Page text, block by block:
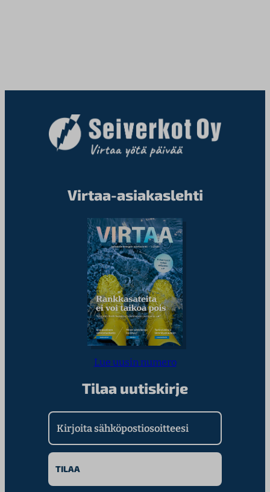
Virtaa-asiakaslehti
Lue uusin numero
Tilaa uutiskirje
Kirjoita sähköpostiosoitteesi